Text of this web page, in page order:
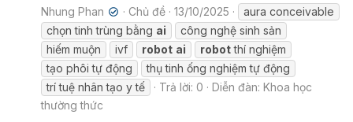
Nhung Phan ✔ Chủ đề 13/10/2025
aura conceivable
chọn tinh trùng bằng ai
công nghệ sinh sản
hiếm muộn
ivf robot ai robotthí nghiệm
tạo phôi tự động
thụ tinh ống nghiệm tự động
trí tuệ nhân tạo y tế
Trả lời: 0 Diễn đàn: Khoa học
thường thức